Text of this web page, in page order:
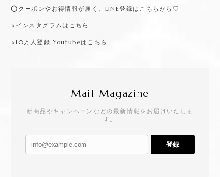
⭕️クーポンやお得情報が届く、LINE登録はこちらから♡
⭐️インスタグラムはこちら
⭐️10万人登録 Youtubeはこちら
Mail Magazine
新商品やキャンペーンなどの最新情報をお届けいたしま
す。
登録